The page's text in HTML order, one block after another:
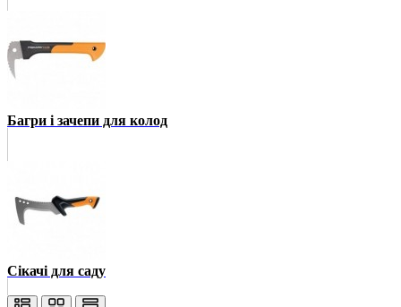
Багри і зачепи для колод
Сікачі для саду